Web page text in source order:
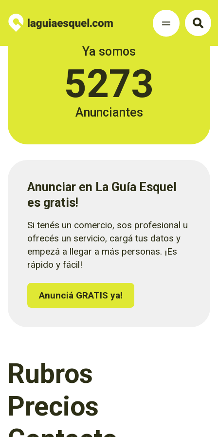
Ya somos
5273
Anunciantes
Anunciar en La Guía Esquel
es gratis!
Si tenés un comercio, sos profesional u
ofrecés un servicio, cargá tus datos y
empezá a llegar a más personas. ¡Es
rápido y fácil!
Anunciá GRATIS ya!
Rubros
Precios